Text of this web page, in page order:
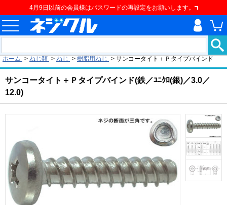
4月9日以前の会員様はパスワードの再設定をお願いします。
ホーム > ねじ類 > ねじ > 樹脂用ねじ > サンコータイト＋Ｐタイプバインド
サンコータイト＋Ｐタイプバインド(鉄／ﾕﾆｸﾛ(銀)／3.0／
12.0)